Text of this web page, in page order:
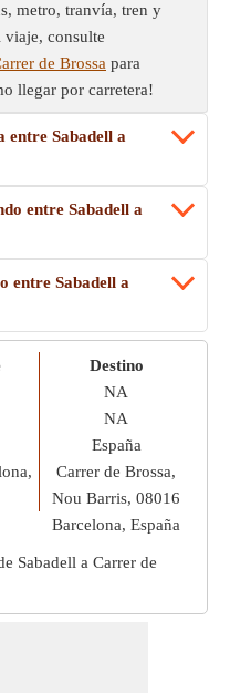
metro, tranvía, tren y
viaje, consulte
de Brossa para
llegar por carretera!
entre Sabadell a
entre Sabadell a
entre Sabadell a
Destino
NA
NA
España
Carrer de Brossa,
Nou Barris, 08016
Barcelona, España
Sabadell a Carrer de